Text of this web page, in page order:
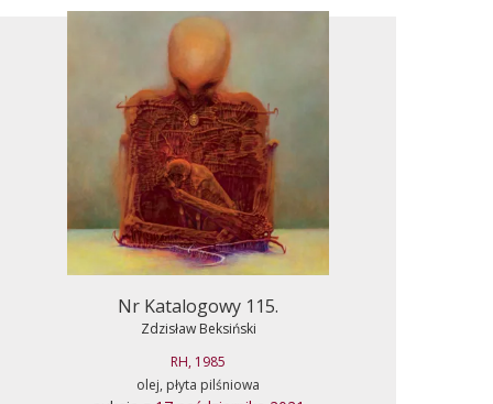
Nr Katalogowy 115.
Zdzisław Beksiński
RH, 1985
olej, płyta pilśniowa